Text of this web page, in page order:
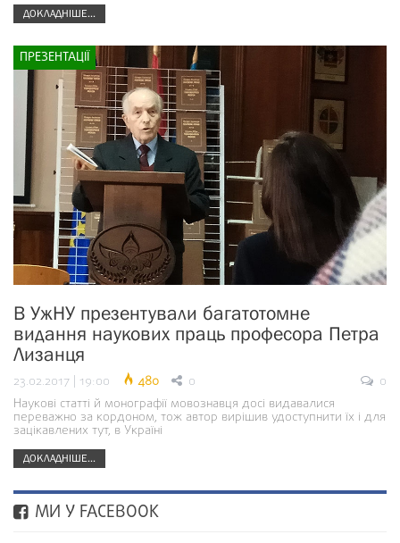
ДОКЛАДНІШЕ...
ПРЕЗЕНТАЦІЇ
В УжНУ презентували багатотомне
видання наукових праць професора Петра
Лизанця
23.02.2017 | 19:00 480 0
0
Наукові статті й монографії мовознавця досі видавалися
переважно за кордоном, тож автор вирішив удоступнити їх і для
зацікавлених тут, в Україні
ДОКЛАДНІШЕ...
МИ У FACEBOOK